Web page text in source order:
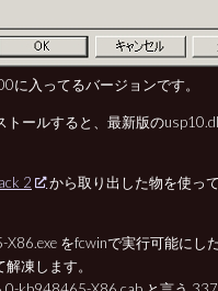
に入ってるバージョンです。
ールすると、最新版の
2
から取り出した物を使っ
をfcwinで実行可能にし
凍します。